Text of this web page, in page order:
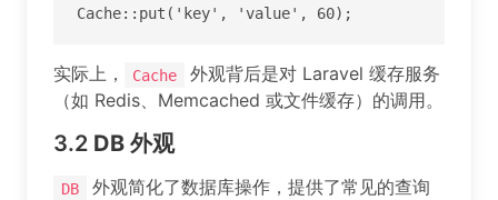
Cache::put('key', 'value', 60);
实际上， Cache
外观背后是对 Laravel 缓存服务
（如 Redis、Memcached 或文件缓存）的调用。
3.2 DB 外观
DB
外观简化了数据库操作，提供了常见的查询